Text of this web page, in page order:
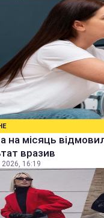
на місяць
вразив
2026, 16:19